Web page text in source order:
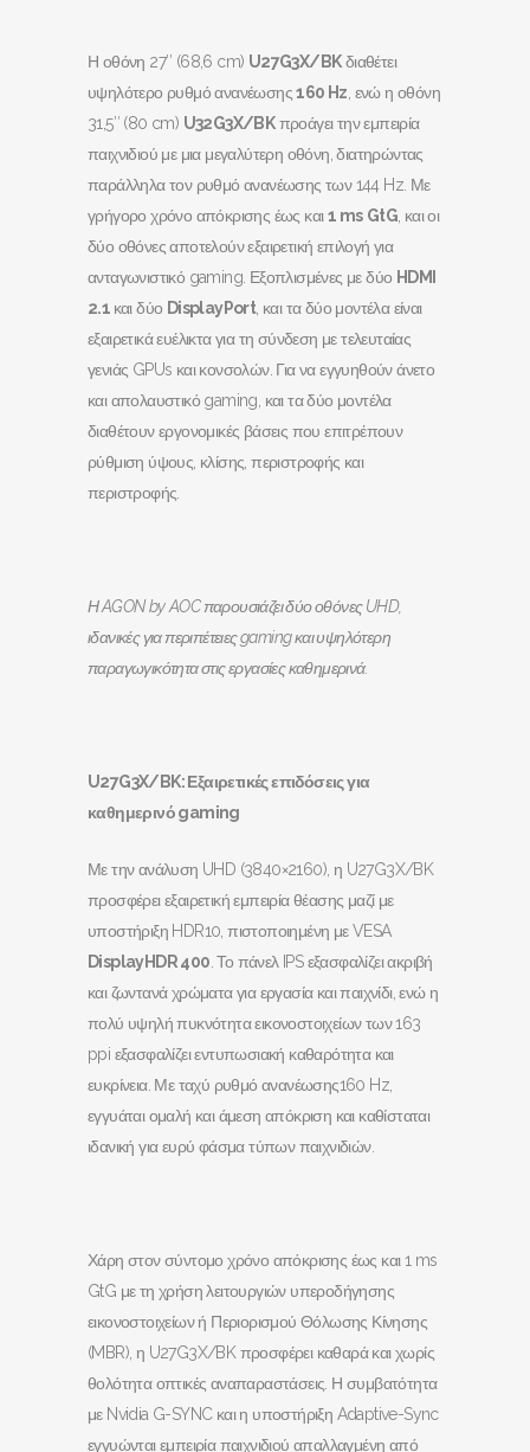
Η οθόνη 27″ (68,6 cm) U27G3X/ BKδιαθέτει
υψηλότερο ρυθμό ανανέωσης160 Hz , ενώ η οθόνη
31,5″ (80 cm) U32G3X/BKπροάγει την εμπειρία
παιχνιδιού με μια μεγαλύτερη οθόνη, διατηρώντας
παράλληλα τον ρυθμό ανανέωσης των 144 Hz. Με
γρήγορο χρόνο απόκρισης έως και 1 ms GtG , και οι
δύο οθόνες αποτελούν εξαιρετική επιλογή για
ανταγωνιστικό gaming. Εξοπλισμένες με δύο HDMI
2.1 και δύο DisplayPort, και τα δύο μοντέλα είναι
εξαιρετικά ευέλικτα για τη σύνδεση με τελευταίας
γενιάς GPUs και κονσολών. Για να εγγυηθούν άνετο
και απολαυστικό gaming, και τα δύο μοντέλα
διαθέτουν εργονομικές βάσεις που επιτρέπουν
ρύθμιση ύψους, κλίσης, περιστροφής και
περιστροφής.
ΗAGON by AOCπαρουσιάζει δύο οθόνεςUHD,
ιδανικές για περιπέτειεςgamingκαι υψηλότερη
παραγωγικότητα στις εργασίες καθημερινά.
U27G3X/ BK: Εξαιρετικές επιδόσεις για
καθημερινόgaming
Με την ανάλυση UHD (3840×2160), η U27G3X/BK
προσφέρει εξαιρετική εμπειρία θέασης μαζί με
υποστήριξη HDR10, πιστοποιημένη με VESA
DisplayHDR400 . Το πάνελ IPS εξασφαλίζει ακριβή
και ζωντανά χρώματα για εργασία και παιχνίδι, ενώ η
πολύ υψηλή πυκνότητα εικονοστοιχείων των 163
ppi εξασφαλίζει εντυπωσιακή καθαρότητα και
ευκρίνεια. Με ταχύ ρυθμό ανανέωσης160 Hz,
εγγυάται ομαλή και άμεση απόκριση και καθίσταται
ιδανική για ευρύ φάσμα τύπων παιχνιδιών.
Χάρη στον σύντομο χρόνο απόκρισης έως και 1 ms
GtG με τη χρήση λειτουργιών υπεροδήγησης
εικονοστοιχείων ή Περιορισμού Θόλωσης Κίνησης
(MBR), η U27G3X/BK προσφέρει καθαρά και χωρίς
θολότητα οπτικές αναπαραστάσεις. Η συμβατότητα
με Nvidia G-SYNC και η υποστήριξη Adaptive-Sync
εγγυώνται εμπειρία παιχνιδιού απαλλαγμένη από